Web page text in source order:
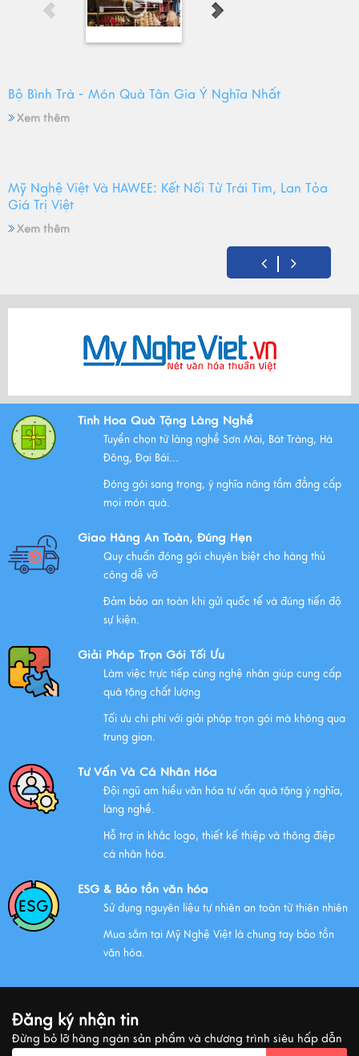
Bộ Bình Trà - Món Quà Tân Gia Ý Nghĩa Nhất
Xem thêm
Mỹ Nghệ Việt Và HAWEE: Kết Nối Từ Trái Tim, Lan Tỏa
Giá Trị Việt
Xem thêm
Bộ Tam Sự Là Gì ? Bộ Tam Sự Có Ý Nghĩa Như Thế Nào
Trong Văn Hóa Thờ Cúng?
Xem thêm
Xem thêm
Chúc mừng chị Nguyễn Thị Nhựt Phượng - giám đốc
Xem thêm
Chính Sách Quyền Riêng Tư Tại Mỹ Nghệ Việt
NHỮNG ĐẶC ĐIỂM CỦA HÀNG THỦ CÔNG MỸ NGHỆ
QUÀ VĂN HÓA VIỆT TẶNG KHÁCH QUỐC TẾ
Xem thêm
Tinh Hoa Quà Tặng Làng Nghề
Tuyển chọn từ làng nghề Sơn Mài, Bát Tràng, Hà
Đông, Đại Bái...
Đóng gói sang trọng, ý nghĩa nâng tầm đẳng cấp
mọi món quà.
Giao Hàng An Toàn, Đúng Hẹn
Quy chuẩn đóng gói chuyên biệt cho hàng thủ
công dễ vỡ
Đảm bảo an toàn khi gửi quốc tế và đúng tiến độ
sự kiện.
Giải Pháp Trọn Gói Tối Ưu
Làm việc trực tiếp cùng nghệ nhân giúp cung cấp
quà tặng chất lượng
Tối ưu chi phí với giải pháp trọn gói mà không qua
trung gian.
Tư Vấn Và Cá Nhân Hóa
Đội ngũ am hiểu văn hóa tư vấn quà tặng ý nghĩa,
làng nghề.
Hỗ trợ in khắc logo, thiết kế thiệp và thông điệp
cá nhân hóa.
ESG & Bảo tồn văn hóa
Sử dụng nguyên liệu tự nhiên an toàn từ thiên nhiên
Mua sắm tại Mỹ Nghệ Việt là chung tay bảo tồn
văn hóa.
Đăng ký nhận tin
Đừng bỏ lỡ hàng ngàn sản phẩm và chương trình siêu hấp dẫn